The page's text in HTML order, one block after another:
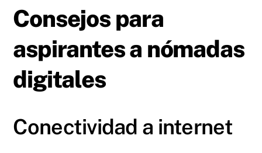
Consejos para
aspirantes a nómadas
digitales
Conectividad a internet